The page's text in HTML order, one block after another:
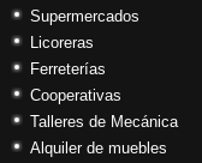
Supermercados
Licoreras
Ferreterías
Cooperativas
Talleres de Mecánica
Alquiler de muebles